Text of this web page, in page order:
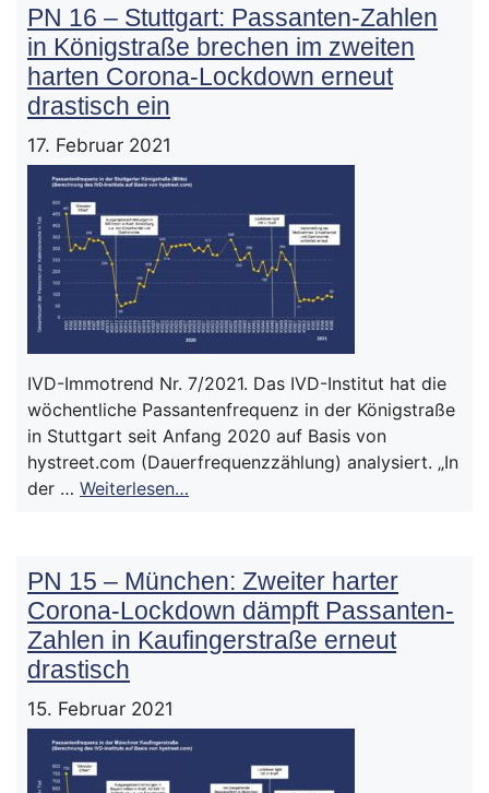
PN 16 – Stuttgart: Passanten-Zahlen
in Königstraße brechen im zweiten
harten Corona-Lockdown erneut
drastisch ein
17. Februar 2021
IVD-Immotrend Nr. 7/2021. Das IVD-Institut hat die
wöchentliche Passantenfrequenz in der Königstraße
in Stuttgart seit Anfang 2020 auf Basis von
hystreet.com (Dauerfrequenzzählung) analysiert. „In
der … Weiterlesen…
PN 15 – München: Zweiter harter
Corona-Lockdown dämpft Passanten-
Zahlen in Kaufingerstraße erneut
drastisch
15. Februar 2021